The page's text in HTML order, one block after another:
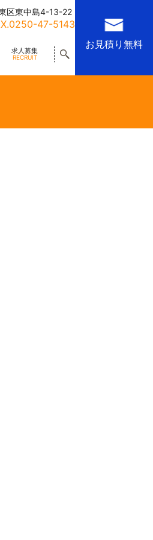
求人募集
RECRUIT
区東中島4-13-22
47-5143
お見積り無料